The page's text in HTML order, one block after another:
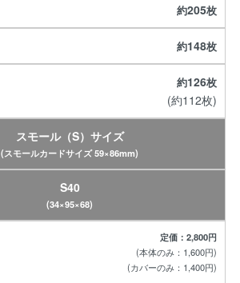
205
148
126
(約112枚)
スモール（S）サイズ
(スモールカードサイズ 59×86mm)
S40
(34×95×68)
定価：2,800円
(本体のみ：1,600円)
(カバーのみ：1,400円)